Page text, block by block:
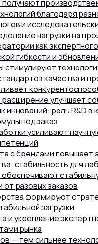
благодаря
и
нагрузки на
как
гибкости и
стимулируют
качества и
улучшает
инноваций: роль R&D
под заказ
усиливают
с брендами повышает
стабильность для
разовых заказов
формируют
загрузки
и укрепление
рынка
— тем сильнее